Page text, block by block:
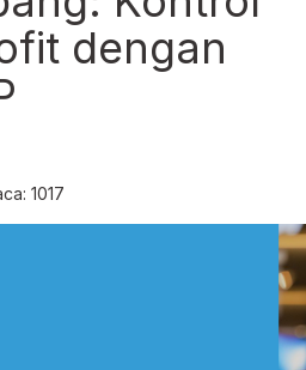
dengan
1017